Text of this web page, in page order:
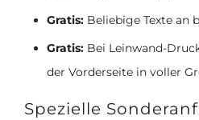
Gratis: Beliebige Texte an
Gratis: Bei Leinwand-
der Vorderseite in voller
Spezielle